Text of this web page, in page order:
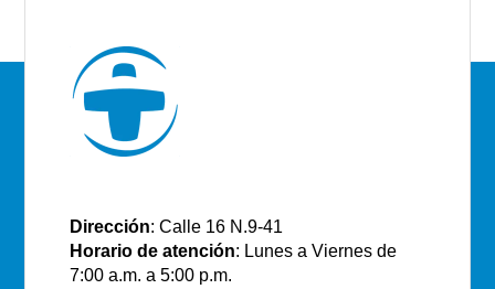
Dirección: Calle 16 N.9-41
Horario de atención: Lunes a Viernes de
7:00 a.m. a 5:00 p.m.